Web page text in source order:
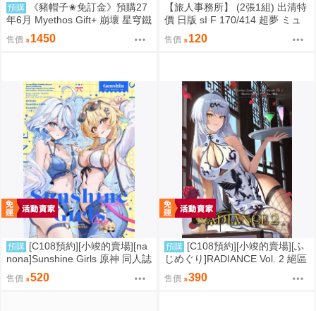
預購
《豬帽子✬免訂金》預購27
年6月 Myethos Gift+ 崩壞 星穹鐵
道 白厄 列車環遊記Ver 1/8 1011
售價 1450
【旅人事務所】 (2張1組) 出清特
價 日版 sI F 170/414 超夢 ミュ
ウツー PTCG 寶可夢 卡牌【原售
價480元 特價120元】
售價 120
預購 [C108預約][小竣的賣場][na
nona]Sunshine Girls 原神 同人誌
id=3774614
售價 520
預購 [C108預約][小竣的賣場][ふ
じめぐり]RADIANCE Vol. 2 絕區
零 同人誌id=3755087
售價 390